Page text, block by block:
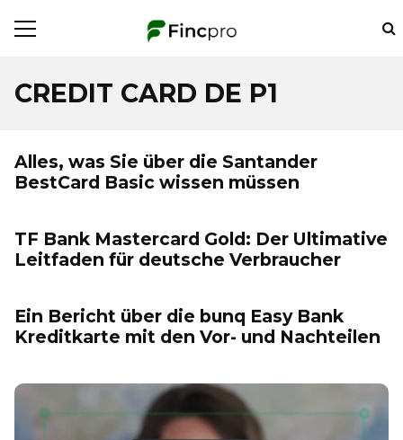
CREDIT CARD DE P1
Alles, was Sie über die Santander
BestCard Basic wissen müssen
TF Bank Mastercard Gold: Der Ultimative
Leitfaden für deutsche Verbraucher
Ein Bericht über die bunq Easy Bank
Kreditkarte mit den Vor- und Nachteilen